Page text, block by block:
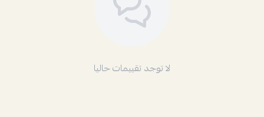
لا توجد تقييمات حاليا